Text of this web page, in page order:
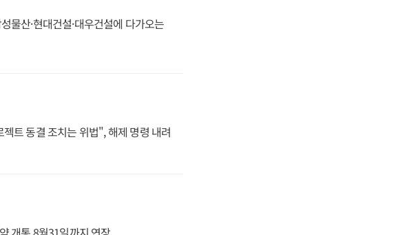
물산·현대건설·대우건설에 다가오는
트 동결 조치는 위법", 해제 명령 내려